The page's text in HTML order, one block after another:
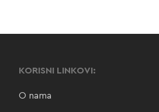
KORISNI LINKOVI:
O nama